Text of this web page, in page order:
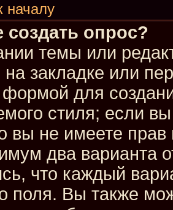
началу
создать опрос?
темы или
на закладке или
для
стиля; если
не имеете прав
два варианта
что каждый
поля. Вы также